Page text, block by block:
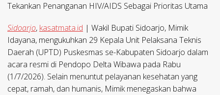
Tekankan Penanganan HIV/AIDS Sebagai Prioritas Utama
Sidoarjo, kasatmata.id | Wakil Bupati Sidoarjo, Mimik
Idayana, mengukuhkan 29 Kepala Unit Pelaksana Teknis
Daerah (UPTD) Puskesmas se-Kabupaten Sidoarjo dalam
acara resmi di Pendopo Delta Wibawa pada Rabu
(1/7/2026). Selain menuntut pelayanan kesehatan yang
cepat, ramah, dan humanis, Mimik menegaskan bahwa